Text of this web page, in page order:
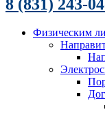
8 (831) 243-
Физическим